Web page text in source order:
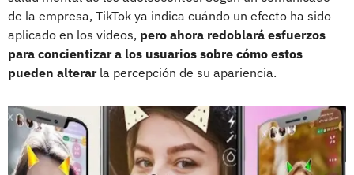
de la empresa, TikTok ya indica cuándo un efecto ha sido
aplicado en los videos, pero ahora redoblará esfuerzos
para concientizar a los usuarios sobre cómo estos
pueden alterarla percepción de su apariencia.